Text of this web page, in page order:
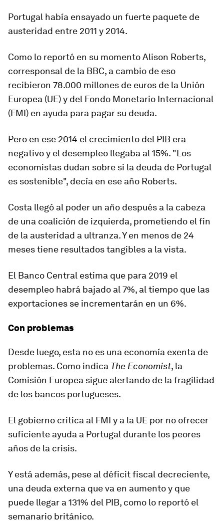
Portugal había ensayado un fuerte paquete de
austeridad entre 2011 y 2014.
Como lo reportó en su momento Alison Roberts,
corresponsal de la BBC, a cambio de eso
recibieron 78.000 millones de euros de la Unión
Europea (UE) y del Fondo Monetario Internacional
(FMI) en ayuda para pagar su deuda.
Pero en ese 2014 el crecimiento del PIB era
negativo y el desempleo llegaba al 15%. "Los
economistas dudan sobre si la deuda de Portugal
es sostenible", decía en ese año Roberts.
Costa llegó al poder un año después a la cabeza
de una coalición de izquierda, prometiendo el fin
de la austeridad a ultranza. Y en menos de 24
meses tiene resultados tangibles a la vista.
El Banco Central estima que para 2019 el
desempleo habrá bajado al 7%, al tiempo que las
exportaciones se incrementarán en un 6%.
Con problemas
Desde luego, esta no es una economía exenta de
problemas. Como indica The Economist, la
Comisión Europea sigue alertando de la fragilidad
de los bancos portugueses.
El gobierno critica al FMI y a la UE por no ofrecer
suficiente ayuda a Portugal durante los peores
años de la crisis.
Y está además, pese al déficit fiscal decreciente,
una deuda externa que va en aumento y que
puede llegar a 131% del PIB, como lo reportó el
semanario británico.